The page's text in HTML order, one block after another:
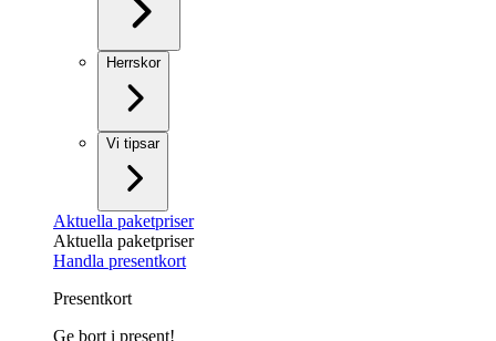
Herrskor
Vi tipsar
Aktuella paketpriser
Aktuella paketpriser
Handla presentkort
Presentkort
Ge bort i present!